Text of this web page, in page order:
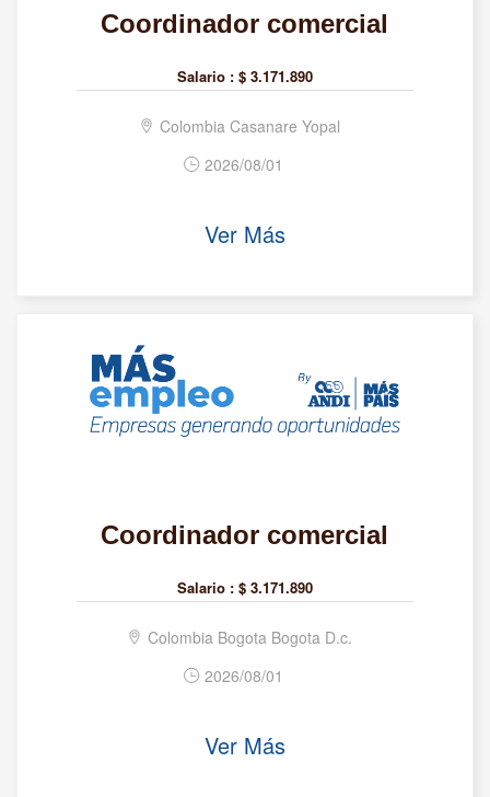
Coordinador comercial
Salario : $ 3.171.890
Colombia Casanare Yopal
2026/08/01
Ver Más
Coordinador comercial
Salario : $ 3.171.890
Colombia Bogota Bogota D.c.
2026/08/01
Ver Más